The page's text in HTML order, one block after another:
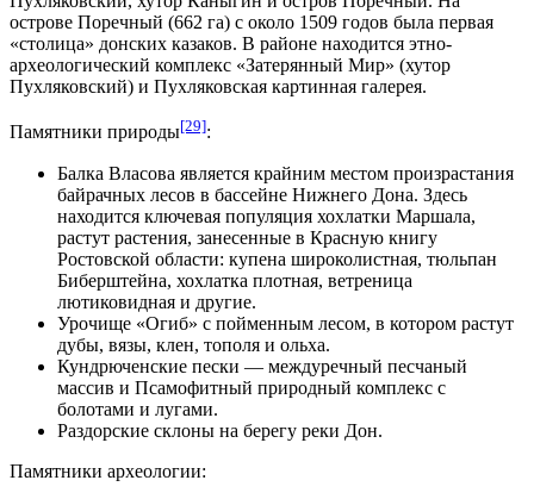
острове Поречный (662 га) с около 1509 годов была первая
«столица» донских казаков. В районе находится этно-
археологический комплекс «Затерянный Мир» (хутор
Пухляковский) и Пухляковская картинная галерея.
Памятники природы[29]:
Балка Власова является крайним местом произрастания
байрачных лесов в бассейне Нижнего Дона. Здесь
находится ключевая популяция хохлатки Маршала,
растут растения, занесенные в Красную книгу
Ростовской области: купена широколистная, тюльпан
Биберштейна, хохлатка плотная, ветреница
лютиковидная и другие.
Урочище «Огиб» с пойменным лесом, в котором растут
дубы, вязы, клен, тополя и ольха.
Кундрюченские пески — междуречный песчаный
массив и Псамофитный природный комплекс с
болотами и лугами.
Раздорские склоны на берегу реки Дон.
Памятники археологии: